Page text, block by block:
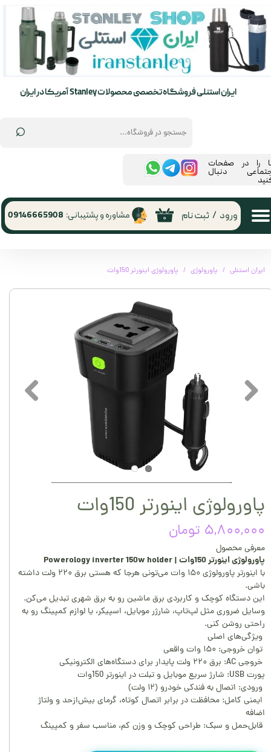
⌕
ایران استنلی فروشگاه تخصصی محصولات Stanley آمریکا در ایران
۰ ورود / ثبت نام
حساب کاربری من
تغییر گذر واژه
مشاوره و پشتیبانی: 09146665908
را در صفحات
دنبال
ایران استنلی پاورولوژی پاورولوژی اینورتر 150وات
پاورولوژی اینورتر 150وات
۵,۸۰۰,۰۰۰ تومان
معرفی محصول
پاورولوژی اینورتر 150وات | Powerology inverter 150w holder
با اینورتر پاورولوژی ۱۵۰ وات می‌تونی هرجا که هستی برق ۲۲۰ ولت داشته
باشی.
این دستگاه کوچک و کاربردی برق ماشین رو به برق شهری تبدیل می‌کن.
وسایل ضروری مثل لپ‌تاپ، شارژر موبایل، اسپیکر، یا لوازم کمپینگ رو به
راحتی روشن کنی.
ویژگی‌های اصلی
توان خروجی: ۱۵۰ وات واقعی
خروجی AC: برق ۲۲۰ ولت پایدار برای دستگاه‌های الکترونیکی
پورت USB: شارژ سریع موبایل و تبلت در اینورتر 150وات
ورودی: اتصال به فندکی خودرو (۱۲ ولت)
ایمنی کامل: محافظت در برابر اتصال کوتاه، گرمای بیش‌ازحد و ولتاژ
اضافه
قابل‌حمل و سبک: طراحی کوچک و وزن کم، مناسب سفر و کمپینگ